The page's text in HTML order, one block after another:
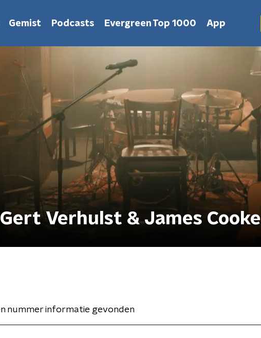
Gemist Podcasts Evergreen Top 1000 App
Verhulst & James Cooke
nummer informatie gevonden